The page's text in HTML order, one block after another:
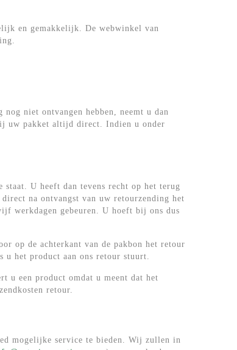
en gemakkelijk. De webwinkel van
niet ontvangen hebben, neemt u dan
uw pakket altijd direct. Indien u onder
U heeft dan tevens recht op het terug
na ontvangst van uw retourzending het
werkdagen gebeuren. U hoeft bij ons dus
op de achterkant van de pakbon het retour
u het product aan ons retour stuurt.
u een product omdat u meent dat het
retour.
mogelijke service te bieden. Wij zullen in